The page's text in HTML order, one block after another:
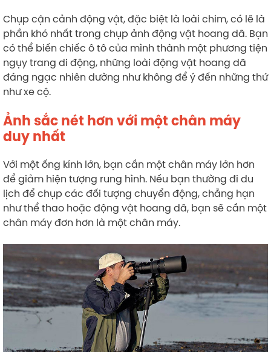
Chụp cận cảnh động vật, đặc biệt là loài chim, có lẽ là
phần khó nhất trong chụp ảnh động vật hoang dã. Bạn
có thể biến chiếc ô tô của mình thành một phương tiện
ngụy trang di động, những loài động vật hoang dã
đáng ngạc nhiên dường như không để ý đến những thứ
như xe cộ.
Ảnh sắc nét hơn với một chân máy
duy nhất
Với một ống kính lớn, bạn cần một chân máy lớn hơn
để giảm hiện tượng rung hình. Nếu bạn thường đi du
lịch để chụp các đối tượng chuyển động, chẳng hạn
như thể thao hoặc động vật hoang dã, bạn sẽ cần một
chân máy đơn hơn là một chân máy.